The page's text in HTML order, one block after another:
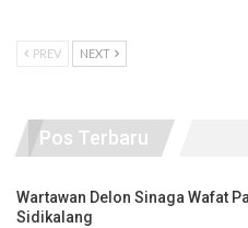
PREV NEXT
Pos Terbaru
Wartawan Delon Sinaga Wafat
Sidikalang